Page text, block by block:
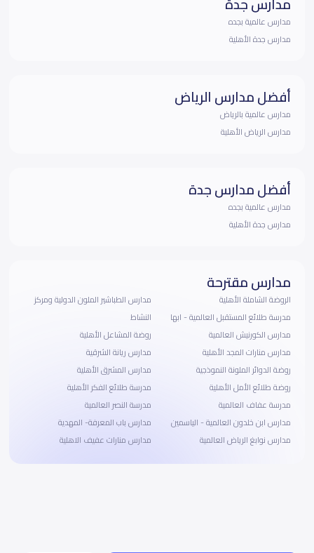
مدارس عالمية بجده
مدارس جدة الأهلية
أفضل مدارس الرياض
مدارس عالمية بالرياض
مدارس الرياض الأهلية
أفضل مدارس جدة
مدارس عالمية بجده
مدارس جدة الأهلية
مدارس مقترحة
الروضة الشاملة الأهلية
مدرسة طلائع المستقبل العالمية - ابها
مدارس الكورنيش العالمية
مدارس منارات المجد الأهلية
روضة الدوائر الملونة النموذجية
روضة طلائع الأمل الأهلية
مدرسة عفاف العالمية
مدارس ابن خلدون العالمية - الياسمين
مدارس نوابغ الرياض العالمية
مدارس الطباشير الملون الدولية ومركز
النشاط
روضة المشاعل الأهلية
مدارس ريانة الشرقية
مدارس المشرق الأهلية
مدرسة طلائع الفكر الأهلية
مدرسة النصر العالمية
مدارس باب المعرفة- المهدية
مدارس منارات عفيف الاهلية